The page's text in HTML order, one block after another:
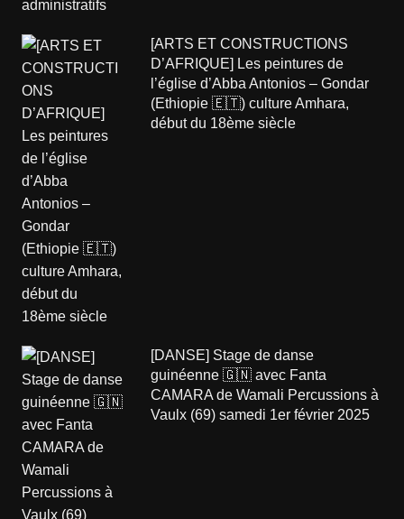
[ARTS ET CONSTRUCTIONS
D’AFRIQUE] Les peintures de
l’église d’Abba Antonios – Gondar
(Ethiopie 🇪🇹) culture Amhara,
début du 18ème siècle
[DANSE] Stage de danse
guinéenne 🇬🇳 avec Fanta
CAMARA de Wamali Percussions à
Vaulx (69) samedi 1er février 2025